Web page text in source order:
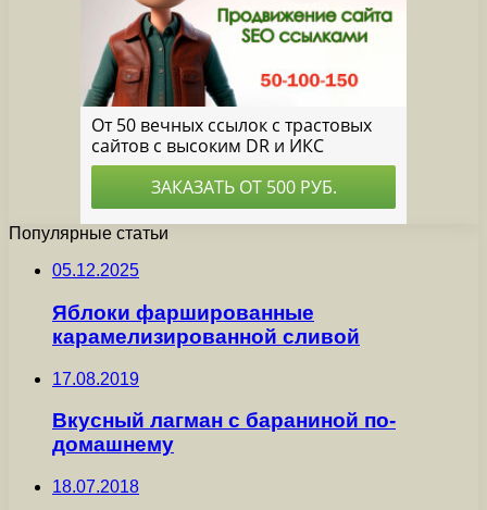
Популярные статьи
05.12.2025
Яблоки фаршированные
карамелизированной сливой
17.08.2019
Вкусный лагман с бараниной по-
домашнему
18.07.2018